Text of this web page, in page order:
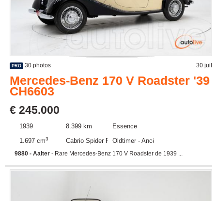
PRO 30 photos 30 juil
Mercedes-Benz 170 V Roadster '39
CH6603
€ 245.000
1939 8.399 km
Essence
1.697 cm3 Cabrio Spider RoadsterOldtimer - Ancêtre
9880 - Aalter - Rare Mercedes-Benz 170 V Roadster de 1939 ...